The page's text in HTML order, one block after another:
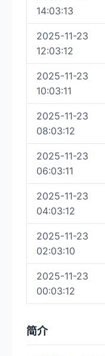
14:03:13
2025-11-23
12:03:12
2025-11-23
10:03:11
2025-11-23
08:03:12
2025-11-23
06:03:11
2025-11-23
04:03:12
2025-11-23
02:03:10
2025-11-23
00:03:12
简介